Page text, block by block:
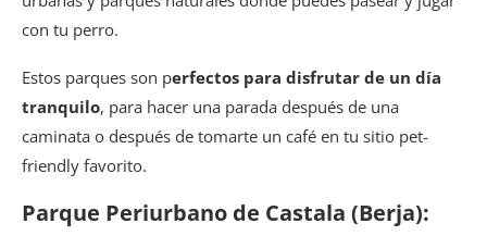
con tu perro.
Estos parques son perfectos para disfrutar de un día
tranquilo, para hacer una parada después de una
caminata o después de tomarte un café en tu sitio pet-
friendly favorito.
Parque Periurbano de Castala (Berja):